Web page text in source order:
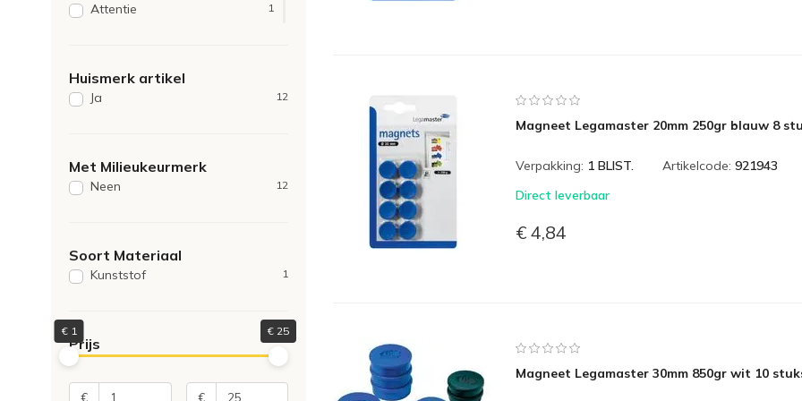
16x24x120 2
38x20x190
Attentie 1
Krachtmagneet
Nobo
Huismerk artikel
Ja 12
Met Milieukeurmerk
Neen 12
Soort Materiaal
Kunststof 1
Prijs
€ 1 € 25
€ €
Magneet Legamaster 20mm 250gr blauw 8
Verpakking: 1 BLIST. Artikelcode: 921943
Direct leverbaar
€ 4,84
Magneet Legamaster 30mm 850gr wit 10